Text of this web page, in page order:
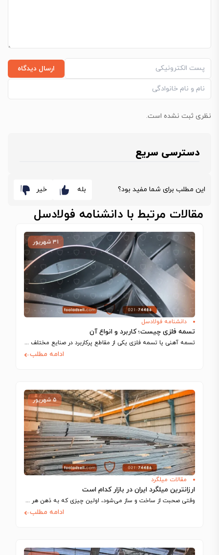
ارسال دیدگاه
نظری ثبت نشده است.
دسترسی سریع
این مطلب برای شما مفید بود؟ بله خیر
مقالات مرتبط با دانشنامه فولادسل
۳۱ شهریور
دانشنامه فولادسل
تسمه فلزی چیست؛ کاربرد و انواع آن
تسمه آهنی یا تسمه فلزی یکی از مقاطع پرکاربرد در صنایع مختلف مانند ساخت…
ادامه مطلب
۵ شهریور
مقالات میلگرد
ارزانترین میلگرد ایران در بازار کدام است
وقتی صحبت از ساخت‌ و ساز می‌شود، اولین چیزی که به ذهن هر مهندس…
ادامه مطلب